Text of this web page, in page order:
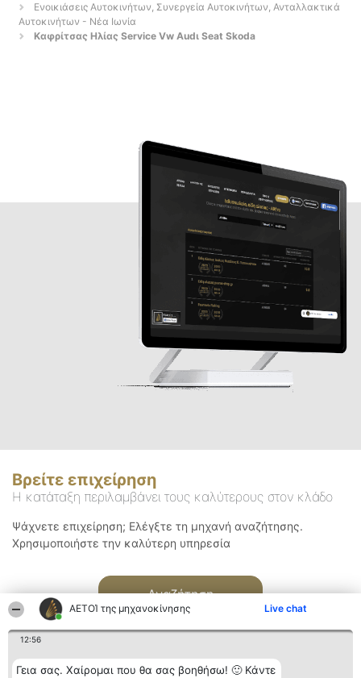
ΑΕΤΟΊ της μηχανοκίνησης Live chat
12:56
Γεια σας. Χαίρομαι που θα σας βοηθήσω! 🙂 Κάντε
Ενοικιάσεις Αυτοκινήτων, Συνεργεία Αυτοκινήτων, Ανταλλακτικά
Αυτοκινήτων - Νέα Ιωνία
Καφρίτσας Ηλίας Service Vw Αudι Seat Skoda
Βρείτε επιχείρηση
Η κατάταξη περιλαμβάνει τους καλύτερους στον κλάδο
Ψάχνετε επιχείρηση; Ελέγξτε τη μηχανή αναζήτησης.
Χρησιμοποιήστε την καλύτερη υπηρεσία
Αναζήτηση